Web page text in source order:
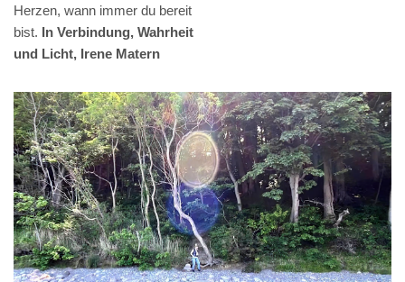
Herzen, wann immer du bereit
bist. In Verbindung, Wahrheit
und Licht, Irene Matern